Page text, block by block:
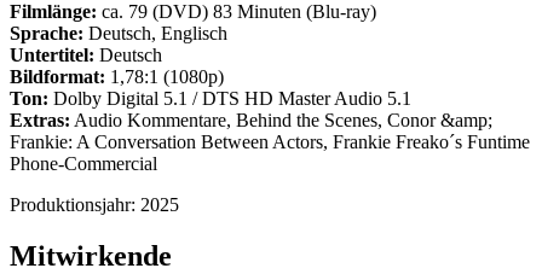
Filmlänge: ca. 79 (DVD) 83 Minuten (Blu-ray)
Sprache: Deutsch, Englisch
Untertitel: Deutsch
Bildformat: 1,78:1 (1080p)
Ton: Dolby Digital 5.1 / DTS HD Master Audio 5.1
Extras: Audio Kommentare, Behind the Scenes, Conor &amp;
Frankie: A Conversation Between Actors, Frankie Freako´s Funtime
Phone-Commercial
Produktionsjahr: 2025
Mitwirkende